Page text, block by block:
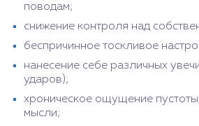
поводам;
снижение контроля над
беспричинное тоскливое
нанесение себе различных
ударов);
хроническое ощущение
мысли;